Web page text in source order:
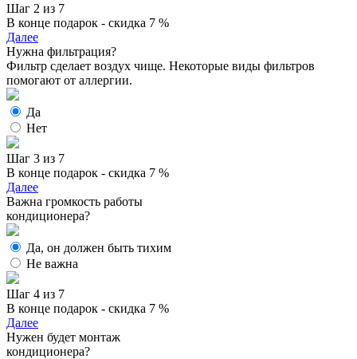
Шаг 2 из 7
В конце подарок - скидка 7 %
Далее
Нужна фильтрация?
Фильтр сделает воздух чище. Некоторые виды фильтров
помогают от аллергии.
Да
Нет
Шаг 3 из 7
В конце подарок - скидка 7 %
Далее
Важна громкость работы
кондиционера?
Да, он должен быть тихим
Не важна
Шаг 4 из 7
В конце подарок - скидка 7 %
Далее
Нужен будет монтаж
кондиционера?